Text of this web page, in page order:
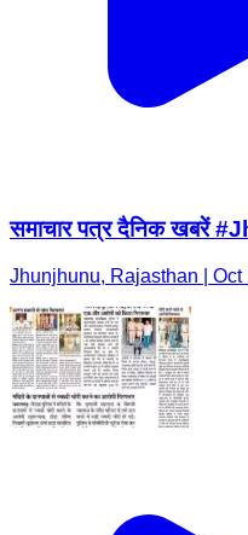
समाचार पत्र दैनिक खबरें
Jhunjhunu, Rajasthan | Oct